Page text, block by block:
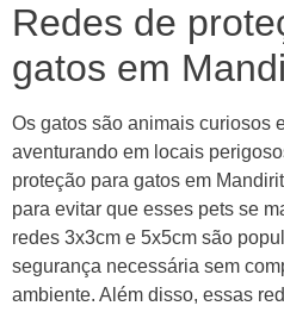
Redes de
gatos em
Os gatos são animais curiosos
aventurando em locais
proteção para gatos em
para evitar que esses pets se
redes 3x3cm e 5x5cm são
segurança necessária sem
ambiente. Além disso, essas